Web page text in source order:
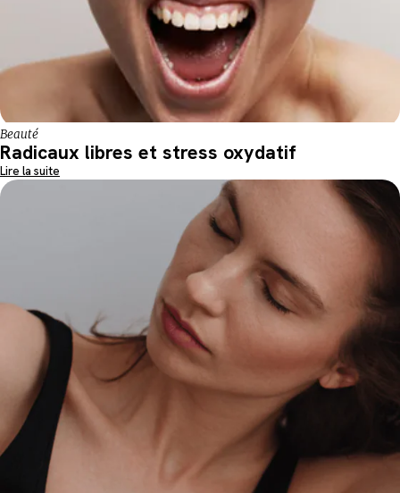
Beauté
Radicaux libres et stress oxydatif
Lire la suite